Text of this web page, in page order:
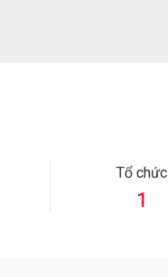
Tổ chức
1